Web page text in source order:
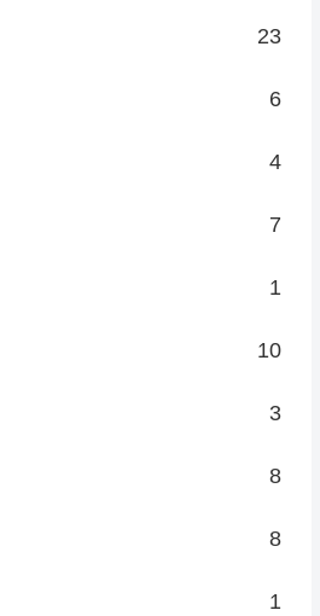
23
6
4
7
1
10
3
8
8
1